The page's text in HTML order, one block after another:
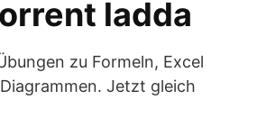
ladda
zu Formeln, Excel
Jetzt gleich